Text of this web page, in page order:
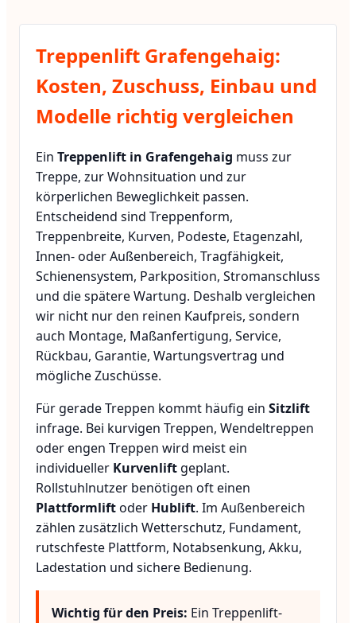
Treppenlift Grafengehaig:
Kosten, Zuschuss, Einbau und
Modelle richtig vergleichen
Ein Treppenlift in Grafengehaig muss zur
Treppe, zur Wohnsituation und zur
körperlichen Beweglichkeit passen.
Entscheidend sind Treppenform,
Treppenbreite, Kurven, Podeste, Etagenzahl,
Innen- oder Außenbereich, Tragfähigkeit,
Schienensystem, Parkposition, Stromanschluss
und die spätere Wartung. Deshalb vergleichen
wir nicht nur den reinen Kaufpreis, sondern
auch Montage, Maßanfertigung, Service,
Rückbau, Garantie, Wartungsvertrag und
mögliche Zuschüsse.
Für gerade Treppen kommt häufig ein Sitzlift
infrage. Bei kurvigen Treppen, Wendeltreppen
oder engen Treppen wird meist ein
individueller Kurvenlift geplant.
Rollstuhlnutzer benötigen oft einen
Plattformliftoder Hublift. Im Außenbereich
zählen zusätzlich Wetterschutz, Fundament,
rutschfeste Plattform, Notabsenkung, Akku,
Ladestation und sichere Bedienung.
Wichtig für den Preis: Ein Treppenlift-